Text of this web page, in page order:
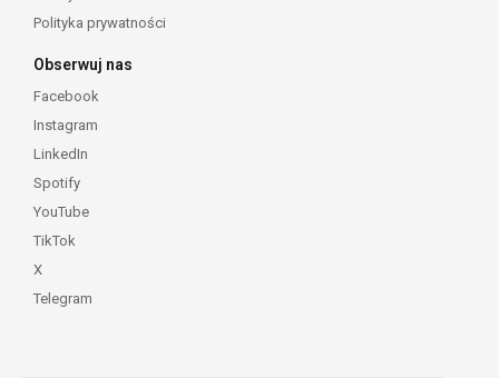
Polityka prywatności
Obserwuj nas
Facebook
Instagram
LinkedIn
Spotify
YouTube
TikTok
X
Telegram